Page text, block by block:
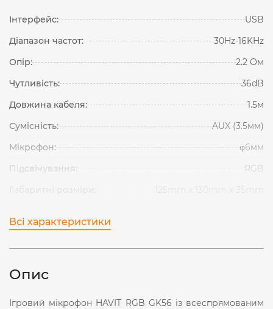
Інтерфейс:
USB
Діапазон частот:
30Hz-16KHz
Опір:
2.2 Ом
Чутливість:
36dB
Довжина кабеля:
1.5м
Сумісність:
AUX (3.5мм)
Мікрофон:
φ6мм
Підсвічування:
RGB
Всі характеристики
Опис
Ігровий мікрофон HAVIT RGB GK56 із всеспрямованим